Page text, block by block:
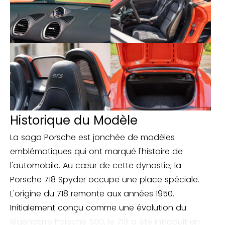
- I658 Assistance de direction Servotronic Plus
- I748 Rétroviseurs extérieurs rabattables
électriquement
- I7I2Porsche Vehicle Tracking System Plus
(PVTS Plus)
- I7UG Module de navigation étendue pour
PCM
- IQH1 Commande vocale
- I981 Garnissage cuir étendu
- I991 Airbag volant en cuir
Historique du Modèle
La saga Porsche est jonchée de modèles
emblématiques qui ont marqué l'histoire de
l'automobile. Au cœur de cette dynastie, la
Porsche 718 Spyder occupe une place spéciale.
L'origine du 718 remonte aux années 1950.
Initialement conçu comme une évolution du